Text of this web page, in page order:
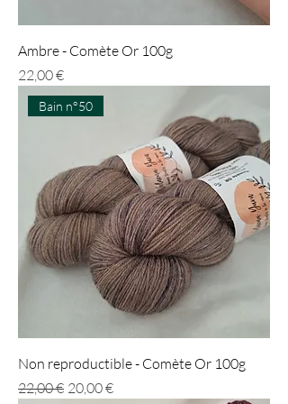
Ambre - Comète Or 100g
Prix
22,00 €
Bain n°50
Non reproductible - Comète Or 100g
Prix original
22,00 € Prix promotionnel
20,00 €